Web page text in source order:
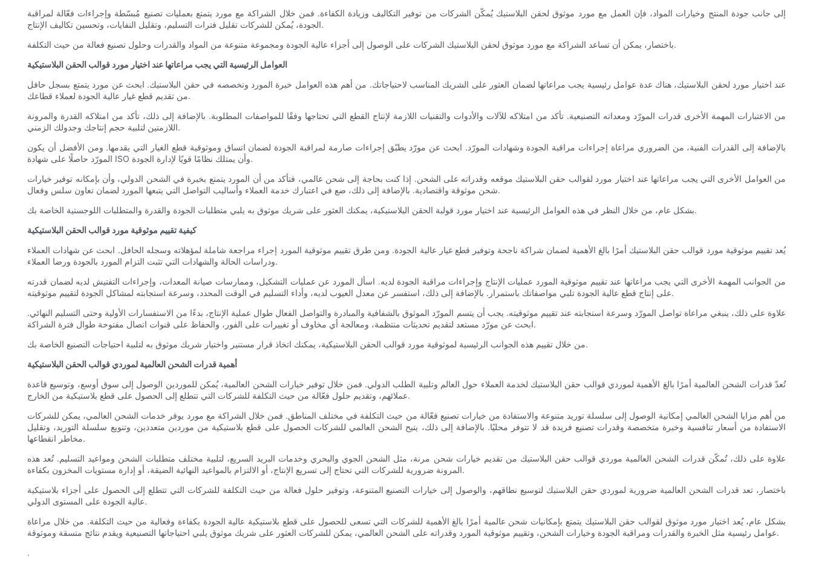
إلى جانب جودة المنتج وخيارات المواد، فإن العمل مع مورد موثوق لحقن البلاستيك يُمكّن الشركات من توفير التكاليف وزيادة الكفاءة. فمن خلال الشراكة مع مورد يتمتع بعمليات تصنيع مُبسّطة وإجراءات فعّالة لمراقبة
الجودة، يُمكن للشركات تقليل فترات التسليم، وتقليل النفايات، وتحسين تكاليف الإنتاج.
باختصار، يمكن أن تساعد الشراكة مع مورد موثوق لحقن البلاستيك الشركات على الوصول إلى أجزاء عالية الجودة ومجموعة متنوعة من المواد والقدرات وحلول تصنيع فعالة من حيث التكلفة.
العوامل الرئيسية التي يجب مراعاتها عند اختيار مورد قوالب الحقن البلاستيكية
عند اختيار مورد لحقن البلاستيك، هناك عدة عوامل رئيسية يجب مراعاتها لضمان العثور على الشريك المناسب لاحتياجاتك. من أهم هذه العوامل خبرة المورد وتخصصه في حقن البلاستيك. ابحث عن مورد يتمتع بسجل حافل
من تقديم قطع غيار عالية الجودة لعملاء قطاعك.
من الاعتبارات المهمة الأخرى قدرات المورّد ومعداته التصنيعية. تأكد من امتلاكه للآلات والأدوات والتقنيات اللازمة لإنتاج القطع التي تحتاجها وفقًا للمواصفات المطلوبة. بالإضافة إلى ذلك، تأكد من امتلاكه القدرة والمرونة
اللازمتين لتلبية حجم إنتاجك وجدولك الزمني.
بالإضافة إلى القدرات الفنية، من الضروري مراعاة إجراءات مراقبة الجودة وشهادات المورّد. ابحث عن مورّد يطبّق إجراءات صارمة لمراقبة الجودة لضمان اتساق وموثوقية قطع الغيار التي يقدمها. ومن الأفضل أن يكون
المورّد حاصلًا على شهادة ISO وأن يمتلك نظامًا قويًا لإدارة الجودة.
من العوامل الأخرى التي يجب مراعاتها عند اختيار مورد لقوالب حقن البلاستيك موقعه وقدراته على الشحن. إذا كنت بحاجة إلى شحن عالمي، فتأكد من أن المورد يتمتع بخبرة في الشحن الدولي، وأن بإمكانه توفير خيارات
شحن موثوقة واقتصادية. بالإضافة إلى ذلك، ضع في اعتبارك خدمة العملاء وأساليب التواصل التي يتبعها المورد لضمان تعاون سلس وفعال.
بشكل عام، من خلال النظر في هذه العوامل الرئيسية عند اختيار مورد قولبة الحقن البلاستيكية، يمكنك العثور على شريك موثوق به يلبي متطلبات الجودة والقدرة والمتطلبات اللوجستية الخاصة بك.
كيفية تقييم موثوقية مورد قوالب الحقن البلاستيكية
يُعد تقييم موثوقية مورد قوالب حقن البلاستيك أمرًا بالغ الأهمية لضمان شراكة ناجحة وتوفير قطع غيار عالية الجودة. ومن طرق تقييم موثوقية المورد إجراء مراجعة شاملة لمؤهلاته وسجله الحافل. ابحث عن شهادات العملاء
ودراسات الحالة والشهادات التي تثبت التزام المورد بالجودة ورضا العملاء.
من الجوانب المهمة الأخرى التي يجب مراعاتها عند تقييم موثوقية المورد عمليات الإنتاج وإجراءات مراقبة الجودة لديه. اسأل المورد عن عمليات التشكيل، وممارسات صيانة المعدات، وإجراءات التفتيش لديه لضمان قدرته
على إنتاج قطع عالية الجودة تلبي مواصفاتك باستمرار. بالإضافة إلى ذلك، استفسر عن معدل العيوب لديه، وأداء التسليم في الوقت المحدد، وسرعة استجابته لمشاكل الجودة لتقييم موثوقيته.
علاوة على ذلك، ينبغي مراعاة تواصل المورّد وسرعة استجابته عند تقييم موثوقيته. يجب أن يتسم المورّد الموثوق بالشفافية والمبادرة والتواصل الفعال طوال عملية الإنتاج، بدءًا من الاستفسارات الأولية وحتى التسليم النهائي.
ابحث عن مورّد مستعد لتقديم تحديثات منتظمة، ومعالجة أي مخاوف أو تغييرات على الفور، والحفاظ على قنوات اتصال مفتوحة طوال فترة الشراكة.
من خلال تقييم هذه الجوانب الرئيسية لموثوقية مورد قوالب الحقن البلاستيكية، يمكنك اتخاذ قرار مستنير واختيار شريك موثوق به لتلبية احتياجات التصنيع الخاصة بك.
أهمية قدرات الشحن العالمية لموردي قوالب الحقن البلاستيكية
تُعدّ قدرات الشحن العالمية أمرًا بالغ الأهمية لموردي قوالب حقن البلاستيك لخدمة العملاء حول العالم وتلبية الطلب الدولي. فمن خلال توفير خيارات الشحن العالمية، يُمكن للموردين الوصول إلى سوق أوسع، وتوسيع قاعدة
عملائهم، وتقديم حلول فعّالة من حيث التكلفة للشركات التي تتطلع إلى الحصول على قطع بلاستيكية من الخارج.
من أهم مزايا الشحن العالمي إمكانية الوصول إلى سلسلة توريد متنوعة والاستفادة من خيارات تصنيع فعّالة من حيث التكلفة في مختلف المناطق. فمن خلال الشراكة مع مورد يوفر خدمات الشحن العالمي، يمكن للشركات
الاستفادة من أسعار تنافسية وخبرة متخصصة وقدرات تصنيع فريدة قد لا تتوفر محليًا. بالإضافة إلى ذلك، يتيح الشحن العالمي للشركات الحصول على قطع بلاستيكية من موردين متعددين، وتنويع سلسلة التوريد، وتقليل
مخاطر انقطاعها.
علاوة على ذلك، تُمكّن قدرات الشحن العالمية موردي قوالب حقن البلاستيك من تقديم خيارات شحن مرنة، مثل الشحن الجوي والبحري وخدمات البريد السريع، لتلبية مختلف متطلبات الشحن ومواعيد التسليم. تُعد هذه
المرونة ضرورية للشركات التي تحتاج إلى تسريع الإنتاج، أو الالتزام بالمواعيد النهائية الضيقة، أو إدارة مستويات المخزون بكفاءة.
باختصار، تعد قدرات الشحن العالمية ضرورية لموردي حقن البلاستيك لتوسيع نطاقهم، والوصول إلى خيارات التصنيع المتنوعة، وتوفير حلول فعالة من حيث التكلفة للشركات التي تتطلع إلى الحصول على أجزاء بلاستيكية
عالية الجودة على المستوى الدولي.
بشكل عام، يُعد اختيار مورد موثوق لقوالب حقن البلاستيك يتمتع بإمكانيات شحن عالمية أمرًا بالغ الأهمية للشركات التي تسعى للحصول على قطع بلاستيكية عالية الجودة بكفاءة وفعالية من حيث التكلفة. من خلال مراعاة
عوامل رئيسية مثل الخبرة والقدرات ومراقبة الجودة وخيارات الشحن، وتقييم موثوقية المورد وقدراته على الشحن العالمي، يمكن للشركات العثور على شريك موثوق يلبي احتياجاتها التصنيعية ويقدم نتائج متسقة وموثوقة.
.